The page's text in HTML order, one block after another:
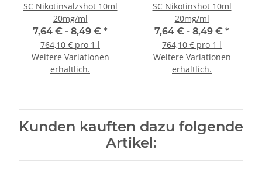
SC Nikotinsalzshot 10ml
20mg/ml
7,64 € - 8,49 € *
764,10 € pro 1 l
Weitere Variationen
erhältlich.
SC Nikotinshot 10ml
20mg/ml
7,64 € - 8,49 € *
764,10 € pro 1 l
Weitere Variationen
erhältlich.
Kunden kauften dazu folgende
Artikel: